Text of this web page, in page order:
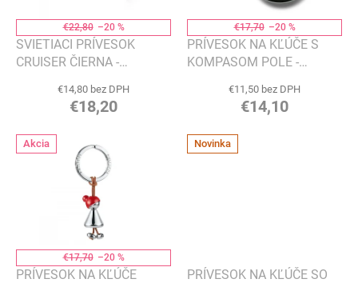
€22,80 –20 %
SVIETIACI PRÍVESOK
CRUISER ČIERNA -
€14,80 bez DPH
€18,20
€17,70 –20 %
PRÍVESOK NA KĽÚČE S
KOMPASOM POLE -
€11,50 bez DPH
€14,10
Akcia
€17,70 –20 %
PRÍVESOK NA KĽÚČE
Novinka
PRÍVESOK NA KĽÚČE SO